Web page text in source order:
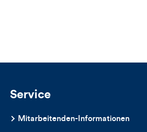
Kommentare
dieses
Service
Mitarbeitenden-Informationen